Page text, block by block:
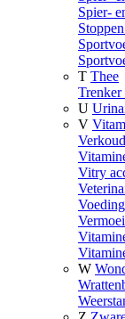
Spier-
T Thee
Trenker
U
V
Vitry
W